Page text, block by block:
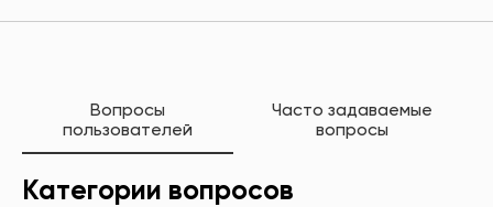
Вопросы
пользователей
Часто задаваемые
вопросы
Категории вопросов